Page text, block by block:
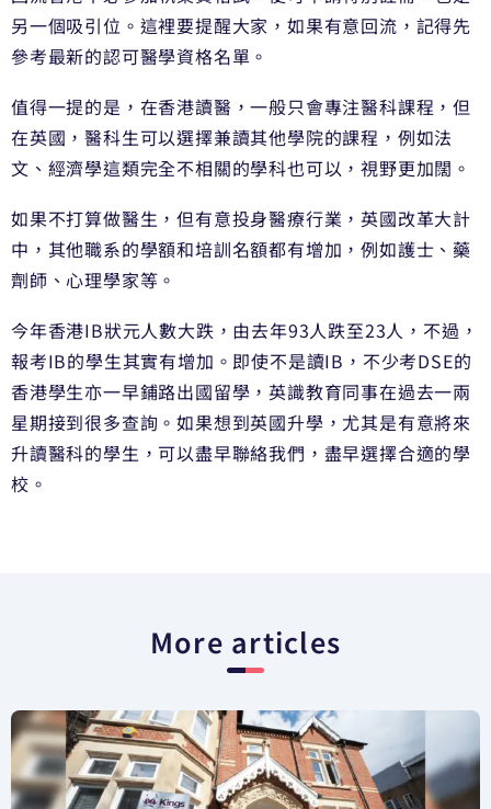
另一個吸引位。這裡要提醒大家，如果有意回流，記得先
參考最新的認可醫學資格名單。
值得一提的是，在香港讀醫，一般只會專注醫科課程，但
在英國，醫科生可以選擇兼讀其他學院的課程，例如法
文、經濟學這類完全不相關的學科也可以，視野更加闊。
如果不打算做醫生，但有意投身醫療行業，英國改革大計
中，其他職系的學額和培訓名額都有增加，例如護士、藥
劑師、心理學家等。
今年香港IB狀元人數大跌，由去年93人跌至23人，不過，
報考IB的學生其實有增加。即使不是讀IB，不少考DSE的
香港學生亦一早鋪路出國留學，英識教育同事在過去一兩
星期接到很多查詢。如果想到英國升學，尤其是有意將來
升讀醫科的學生，可以盡早聯絡我們，盡早選擇合適的學
校。
More articles